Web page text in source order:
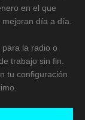
en el que
día a día.
la radio o
trabajo sin fin.
tu configuración